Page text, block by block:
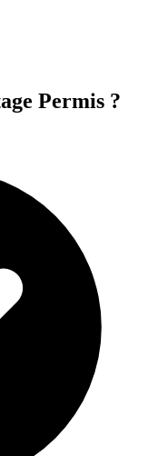
Permis ?